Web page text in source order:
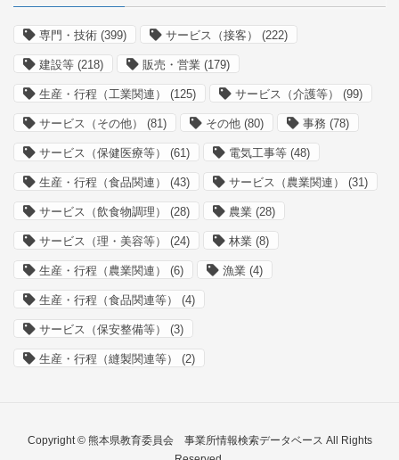
専門・技術 (399) サービス（接客） (222)
建設等 (218) 販売・営業 (179)
生産・行程（工業関連） (125) サービス（介護等） (99)
サービス（その他） (81) その他 (80) 事務 (78)
サービス（保健医療等） (61) 電気工事等 (48)
生産・行程（食品関連） (43) サービス（農業関連） (31)
サービス（飲食物調理） (28) 農業 (28)
サービス（理・美容等） (24) 林業 (8)
生産・行程（農業関連） (6) 漁業 (4)
生産・行程（食品関連等） (4)
サービス（保安整備等） (3)
生産・行程（縫製関連等） (2)
Copyright © 熊本県教育委員会 事業所情報検索データベース All Rights